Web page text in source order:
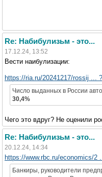
Re: Набибулизьм - это...
17.12.24, 13:52
Вести наибулизации:
https://ria.ru/20241217/rossij ...
Число выданных в России
30,4%
Чего это вдруг? Не оценили
Re: Набибулизьм - это...
20.12.24, 14:34
https://www.rbc.ru/economics/2
Банкиры, руководители